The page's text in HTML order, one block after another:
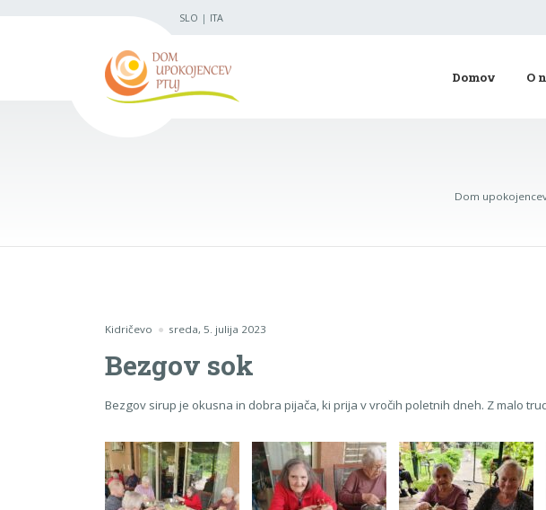
SLO | ITA
Domov O
Dom
Kidričevo sreda, 5. julija 2023
Bezgov sok
Bezgov sirup je okusna in dobra pijača, ki prija v vročih poletnih dneh. Z malo